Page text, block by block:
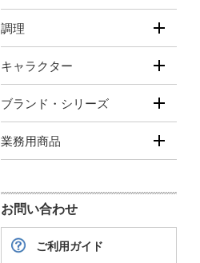
調理
キャラクター
ブランド・シリーズ
業務用商品
お問い合わせ
ご利用ガイド